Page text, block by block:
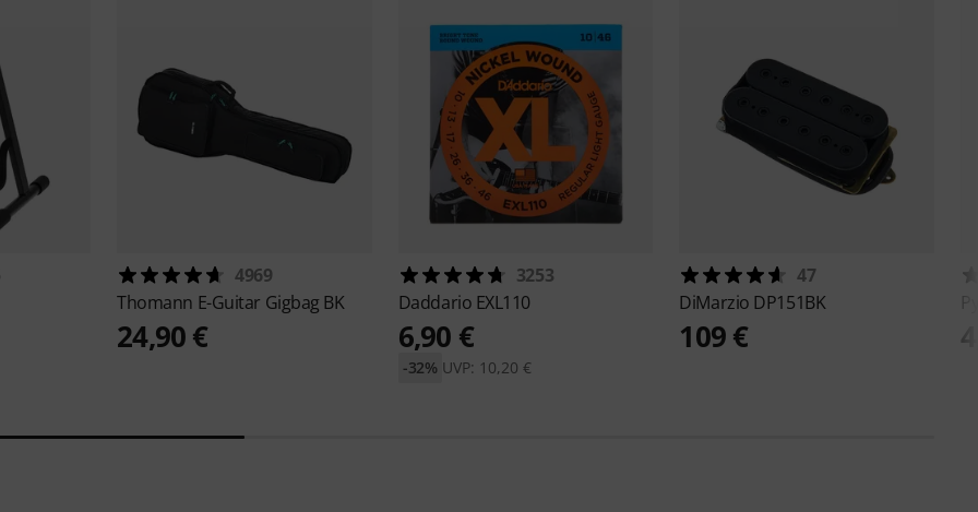
4969
Thomann E-Guitar Gigbag BK
24,90 €
3253
Daddario EXL110
6,90 €
UVP: 10,20 €
-32%
47
DiMarzio DP151BK
109 €